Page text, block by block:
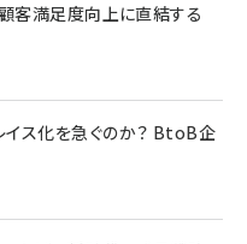
客満足度向上に直結する
イス化を急ぐのか？ BtoB企